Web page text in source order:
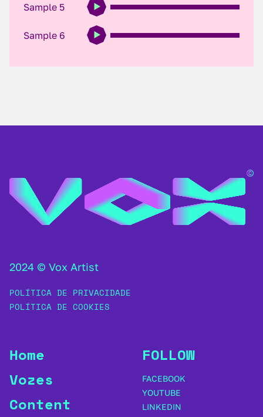
Sample 5
Sample 6
2024 © Vox Artist
POLÍTICA DE PRIVACIDADE
POLÍTICA DE COOKIES
Home
Vozes
Content
FOLLOW
FACEBOOK
YOUTUBE
LINKEDIN